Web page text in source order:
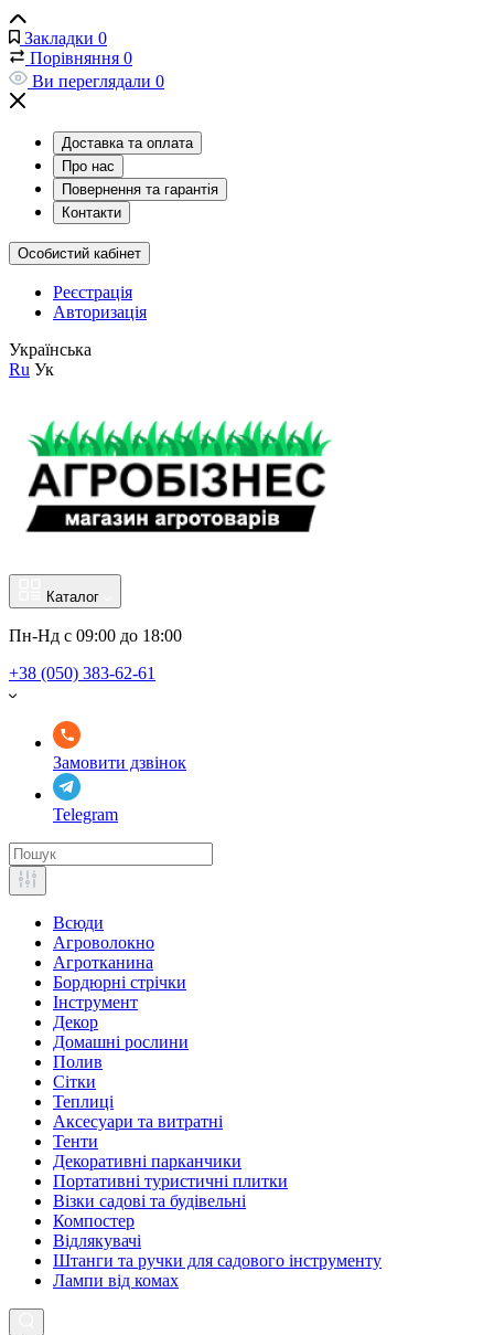
Закладки 0
Порівняння 0
Ви переглядали 0
Доставка та оплата
Про нас
Повернення та гарантія
Контакти
Особистий кабінет
Реєстрація
Авторизація
Українська
Ru Ук
Каталог
Пн-Нд с 09:00 до 18:00
+38 (050) 383-62-61
Замовити дзвінок
Telegram
Всюди
Агроволокно
Агротканина
Бордюрні стрічки
Інструмент
Декор
Домашні рослини
Полив
Сітки
Теплиці
Аксесуари та витратні
Тенти
Декоративні парканчики
Портативні туристичні плитки
Візки садові та будівельні
Компостер
Відлякувачі
Штанги та ручки для садового інструменту
Лампи від комах